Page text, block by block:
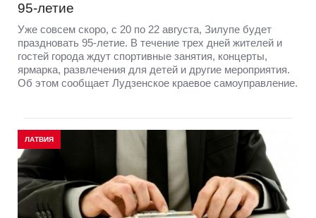
95-летие
Уже совсем скоро, с 20 по 22 августа, Зилупе будет
праздновать 95-летие. В течение трех дней жителей и
гостей города ждут спортивные занятия, концерты,
ярмарка, развлечения для детей и другие мероприятия.
Об этом сообщает Лудзенское краевое самоуправление.
ЛАТВИЯ